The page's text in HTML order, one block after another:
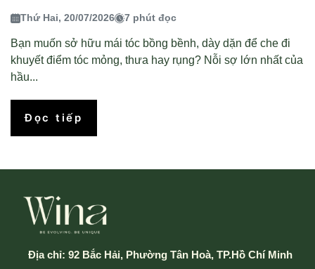
Thứ Hai, 20/07/2026 7 phút đọc
Bạn muốn sở hữu mái tóc bồng bềnh, dày dặn để che đi
khuyết điểm tóc mỏng, thưa hay rụng? Nỗi sợ lớn nhất của
hầu...
Đọc tiếp
Địa chỉ: 92 Bắc Hải, Phường Tân Hoà, TP.Hồ Chí Minh